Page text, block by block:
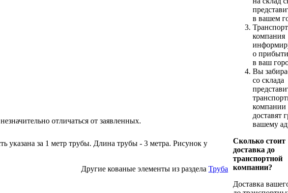
отличаться от заявленных.
за 1 метр трубы. Длина трубы - 3 метра. Рисунок у
Другие кованые элементы из раздела Труба
в вашем
компания
о
в ваш
Вы
со склада
компании
доставят
вашему
Сколько стоит
доставка до
транспортной
компании?
Доставка